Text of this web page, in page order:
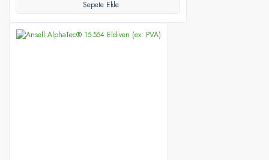
Sepete Ekle